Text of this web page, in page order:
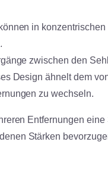
in
zwischen den
Design ähnelt dem
zu wechseln.
Entfernungen
Stärken